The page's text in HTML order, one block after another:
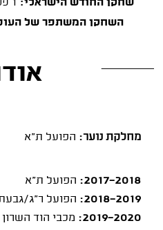
שחקן החודש הישראלי:
השחקן המשתפר של
מחלקת נוער: הפועל ת"א
2017-2018:
הפועל ת"א
2018-2019:
הפועל ר"ג/
2019-2020:
מכבי הוד